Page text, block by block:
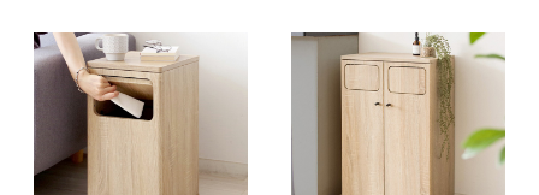
しゃれ 北欧 モダン スタイリッシ
ュ コンパクト 省スペース 木目調
スリムタイプ ごみ入れ くずかご
くず入れ
れ 北欧 モダン スタイリッシュ 収
納棚付き 45リットル 二連式ダス
トボックス 両側取り出し可能 作
業台 くずかご ごみ入れ